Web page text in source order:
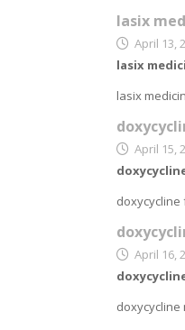
lasix
April 13,
lasix
lasix
April 15,
doxycycline
April 16,
doxycycline